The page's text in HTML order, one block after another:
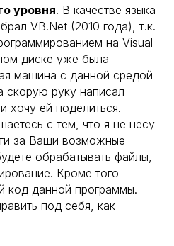
уровня. В качестве языка
VB.Net (2010 года), т.к.
на Visual
диске уже была
машина с данной средой
скорую руку написал
хочу ей поделиться.
с тем, что я не несу
за Ваши возможные
обрабатывать файлы,
Кроме того
код данной программы.
под себя, как